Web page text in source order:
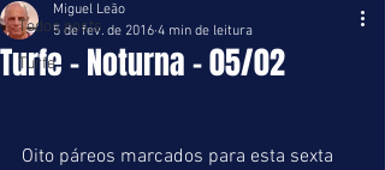
Todos posts
Turfe
Turfe - Noturna - 05/02
Miguel Leão
5 de fev. de 2016 4 min de leitura
Oito páreos marcados para esta sexta